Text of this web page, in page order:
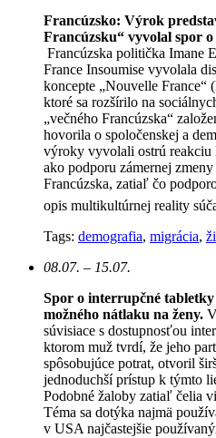
Francúzsko: Výrok
Francúzsku“ vyvolal spor
Francúzska politička Imane
France Insoumise vyvolala
koncepte „Nouvelle France“
ktoré sa rozšírilo na
„večného Francúzska“
hovorila o spoločenskej a
výroky vyvolali ostrú
ako podporu zámernej
Francúzska, zatiaľ čo
opis multikultúrnej reality
Tags: demografia, migrácia,
08.07. – 15.07.
Spor o interrupčné
možného nátlaku na ženy.
súvisiace s dostupnosťou
ktorom muž tvrdí, že jeho
spôsobujúce potrat, otvoril
jednoduchší prístup k týmto
Podobné žaloby zatiaľ čelia
Téma sa dotýka najmä
v USA najčastejšie